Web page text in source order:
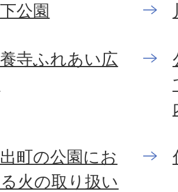
公園
寺ふれあい広
町の公園にお
火の取り扱い